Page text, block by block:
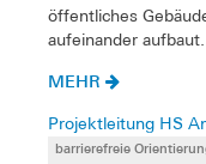
öffentliches
aufeinander aufbaut.
MEHR
Projektleitung HS
barrierefreie